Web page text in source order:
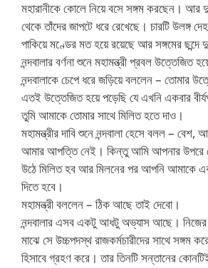
মহারানীকে কোলে নিয়ে বসে সঙ্গম করছেন। আর
থেকে তাঁদের জাপটে ধরে রেখেছে। চারটি উলঙ্গ
পাকিয়ে মণ্ডের মত হয়ে রয়েছে আর সঙ্গমের ছন্দে
নন্দবালার বর্ণনা শুনে মহামন্ত্রী প্রবল উত্তেজিত
নন্দবালাকে চেপে ধরে জড়িয়ে বললেন – তোমার
এতই উত্তেজিত হয়ে পড়েছি যে এখনি একবার
তুমি আমাকে তোমার সাথে মিলিত হতে দাও।
মহামন্ত্রীর দাবি শুনে নন্দবালা হেসে বলল –
আমার আপত্তি নেই। কিন্তু আমি আপনার উপরে
উঠে মিলিত হব আর মিলনের পর আপনি আমাকে
দিতে হবে।
মহামন্ত্রী বললেন – ঠিক আছে তাই দেবো।
নন্দবালার এসব একটু আধটু অভ্যাস আছে। নিজের
মাঝে সে উচ্চপদস্থ রাজকর্মচারীদের সাথে সঙ্গম
হিসাবে গ্রহণ করে। তার তিনটি সন্তানের